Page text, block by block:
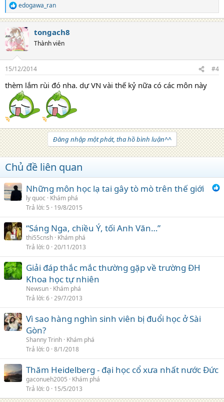
R
e
a
c
t
i
s
edogawa_ran
tongach8
Thành viên
15/12/2014 #4
thèm lắm rùi đó nha. dự VN vài thế kỷ nữa có các môn này
Đăng nhập một phát, tha hồ bình luận^^
Chủ đề liên quan
Những môn học lạ tai gây tò mò trên thế giới
ly quoc
Khám phá
Trả lời 5 19/8/2015
“Sáng Nga, chiều Ý, tối Anh Văn…”
thi55cnsh Khám phá
Trả lời 0 20/11/2013
Giải đáp thắc mắc thường gặp về trường ĐH
Khoa học tự nhiên
Newsun Khám phá
Trả lời 6 29/7/2013
Vì sao hàng nghìn sinh viên bị đuổi học ở Sài
Gòn?
Shanny Trinh Khám phá
Trả lời 0 8/1/2018
Thăm Heidelberg - đại học cổ xưa nhất nước Đức
gaconueh2005
Khám phá
Trả lời 0 15/5/2013